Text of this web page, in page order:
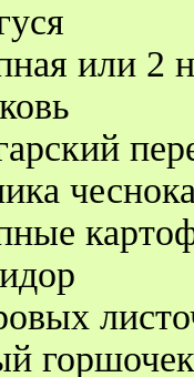
или 2
горшочек